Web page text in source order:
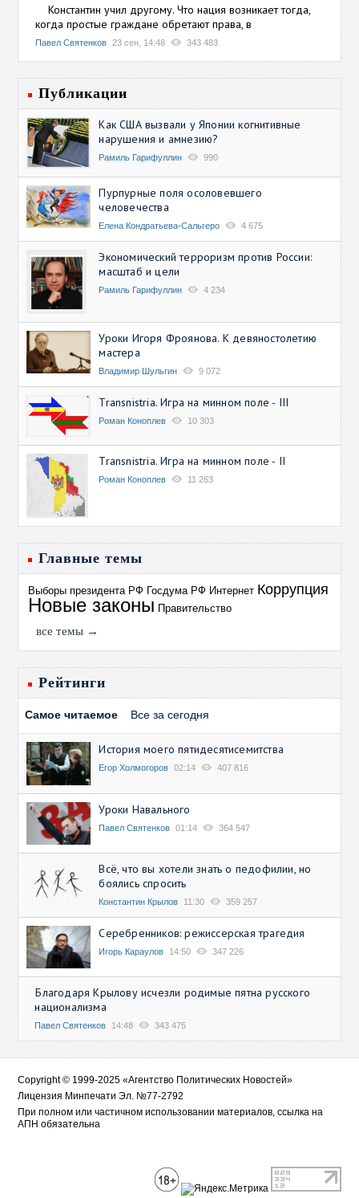
Константин учил другому. Что нация возникает тогда,
когда простые граждане обретают права, в
Павел Святенков 23 сен, 14:48 343 483
Публикации
Как США вызвали у Японии когнитивные
нарушения и амнезию?
Рамиль Гарифуллин 990
Пурпурные поля осоловевшего
человечества
Елена Кондратьева-Сальгеро 4 675
Экономический терроризм против России:
масштаб и цели
Рамиль Гарифуллин 4 234
Уроки Игоря Фроянова. К девяностолетию
мастера
Владимир Шульгин 9 072
Transnistria. Игра на минном поле - III
Роман Коноплев 10 303
Transnistria. Игра на минном поле - II
Роман Коноплев 11 263
Главные темы
Выборы президента РФ Госдума РФ Интернет Коррупция
Новые законы Правительство
все темы →
Рейтинги
Самое читаемое Все за сегодня
История моего пятидесятисемитства
Егор Холмогоров 02:14 407 816
Уроки Навального
Павел Святенков 01:14 364 547
Всё, что вы хотели знать о педофилии, но
боялись спросить
Константин Крылов 11:30 359 257
Серебренников: режиссерская трагедия
Игорь Караулов 14:50 347 226
Благодаря Крылову исчезли родимые пятна русского
национализма
Павел Святенков 14:48 343 475
Copyright © 1999-2025 «Агентство Политических Новостей»
Лицензия Минпечати Эл. №77-2792
При полном или частичном использовании материалов, ссылка на
АПН обязательна